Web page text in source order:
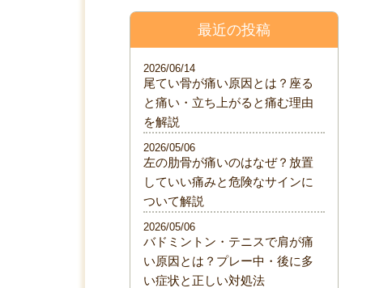
最近の投稿
尾てい骨が痛い原因とは？座る
と痛い・立ち上がると痛む理由
を解説
2026/06/14
左の肋骨が痛いのはなぜ？放置
していい痛みと危険なサインに
ついて解説
2026/05/06
バドミントン・テニスで肩が痛
い原因とは？プレー中・後に多
い症状と正しい対処法
2026/05/06